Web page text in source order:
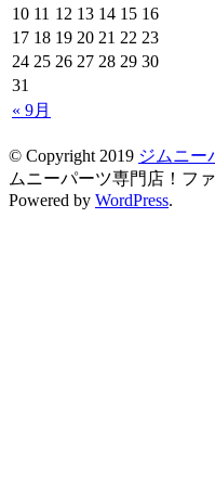
« 9月
10 11 12 13 14 15 16
17 18 19 20 21 22 23
24 25 26 27 28 29 30
31
© Copyright 2019 ジムニー
ムニーパーツ専門店！フ
Powered by WordPress.